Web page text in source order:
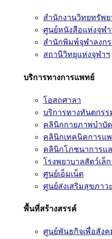
สำนักงานวิทยทรัพ
ศูนย์หนังสือแห่งจุฬา
สำนักพิมพ์จุฬาลงก
สถานีวิทยุแห่งจุฬาฯ
บริการทางการแพทย์
โอสถศาลา
บริการทางทันตกรร
คลินิกกายภาพบำบัด
คลินิกเทคนิคการแ
คลินิกโภชนาการแ
โรงพยาบาลสัตว์เล็
ศูนย์เอ็มเน็ต
ศูนย์ส่งเสริมสุขภาว
พื้นที่สร้างสรรค์
ศูนย์พันธกิจเพื่อสังค